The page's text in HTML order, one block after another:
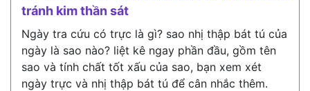
tránh kim thần sát
Ngày tra cứu có trực là gì? sao nhị thập bát tú của
ngày là sao nào? liệt kê ngay phần đầu, gồm tên
sao và tính chất tốt xấu của sao, bạn xem xét
ngày trực và nhị thập bát tú để cân nhắc thêm.